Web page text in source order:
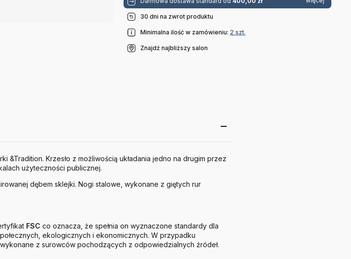
30 dni na zwrot produktu
Minimalna ilość w zamówieniu: 2 szt.
Znajdź najbliższy salon
&Tradition. Krzesło z możliwością układania jedno na drugim przez
użyteczności publicznej.
dębem sklejki. Nogi stalowe, wykonane z giętych rur
FSC co oznacza, że spełnia on wyznaczone standardy dla
ekologicznych i ekonomicznych. W przypadku
z surowców pochodzących z odpowiedzialnych źródeł.